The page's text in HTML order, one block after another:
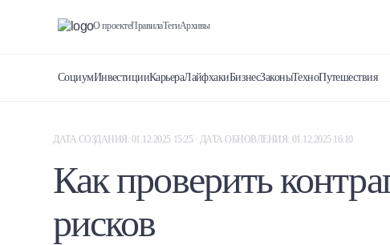
О проектеПравилаТегиАрхивы
СоциумИнвестицииКарьераЛайфхакиБизнесЗаконыТехноПутешествия
ДАТА СОЗДАНИЯ: 01.12.2025 15:25 · ДАТА ОБНОВЛЕНИЯ: 01.12.2025 16:10
Как проверить
рисков